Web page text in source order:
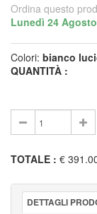
Ordina questo
Lunedì 24 Agosto
Colori: bianco
QUANTITÀ :
TOTALE : €
DETTAGLI